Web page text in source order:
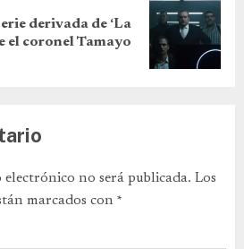
derivada de ‘La
el coronel Tamayo
no será publicada. Los
marcados con *